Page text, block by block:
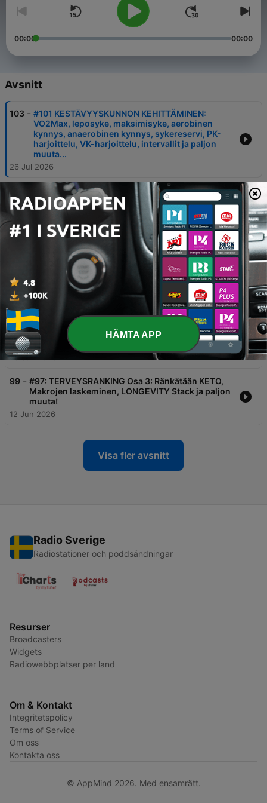
00:00 00:00
Avsnitt
103 - #101 KESTÄVYYSKUNNON KEHITTÄMINEN:
VO2Max, leposyke, maksimisyke, aerobinen
kynnys, anaerobinen kynnys, sykereservi, PK-
harjoittelu, VK-harjoittelu, intervallit ja paljon
muuta...
26 Jul 2026
#100: SUURI KREATIINIJAKSO - Yli 5g/pv?
Hiukset ja munuaiset? Hyödyt ja haitat. Treeni ja
kognitio.
16 Jul 2026
#99: Varo näitä YHDISTEITÄ ruoassa - AGE -
Grilliruoan käristäminen, sokeri, Hollywoodin
muodonmuutokset
04 Jul 2026
100
#98 Q&A 8: Voiko stressi estää rasvanpolton, vai
onko se vain tekosyy? Kannattaako syödä
aamupala? Kehonpainotreenit? Touching GRASS
ja kuinka jatkuva ärsyketulva vaikuttaa
kokonaiskuormitukseen? 🍀☀️
25 Jun 2026
99 - #97: TERVEYSRANKING Osa 3: Ränkätään KETO,
Makrojen laskeminen, LONGEVITY Stack ja paljon
muuta!
12 Jun 2026
Visa fler avsnitt
Radio Sverige
Radiostationer och poddsändningar
Resurser
Broadcasters
Widgets
Radiowebbplatser per land
Om & Kontakt
Integritetspolicy
Terms of Service
Om oss
Kontakta oss
© AppMind 2026. Med ensamrätt.
HÄMTA APP